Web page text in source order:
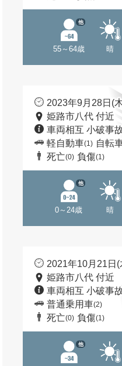
55～64歳
他
晴
2023年9月28日(
姫路市八代 付近
車両相互 小破事
軽自動車(1) 自転
死亡(0) 負傷(1)
0～24歳
他
晴
2021年10月21日(
姫路市八代 付近
車両相互 小破事
普通乗用車(2)
死亡(0) 負傷(1)
他